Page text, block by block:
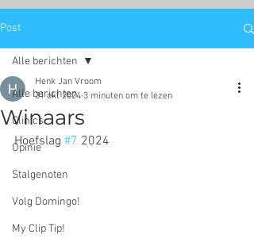
Post
Alle berichten
Clinics
Opinie
Stalgenoten
Volg Domingo!
My Clip Tip!
Alle berichten
Winaars
Henk Jan Vroom
31 okt 2024 3 minuten om te lezen
Hoefslag #7 2024